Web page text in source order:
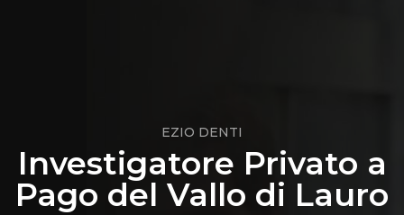
EZIO DENTI
Investigatore Privato a
Pago del Vallo di Lauro